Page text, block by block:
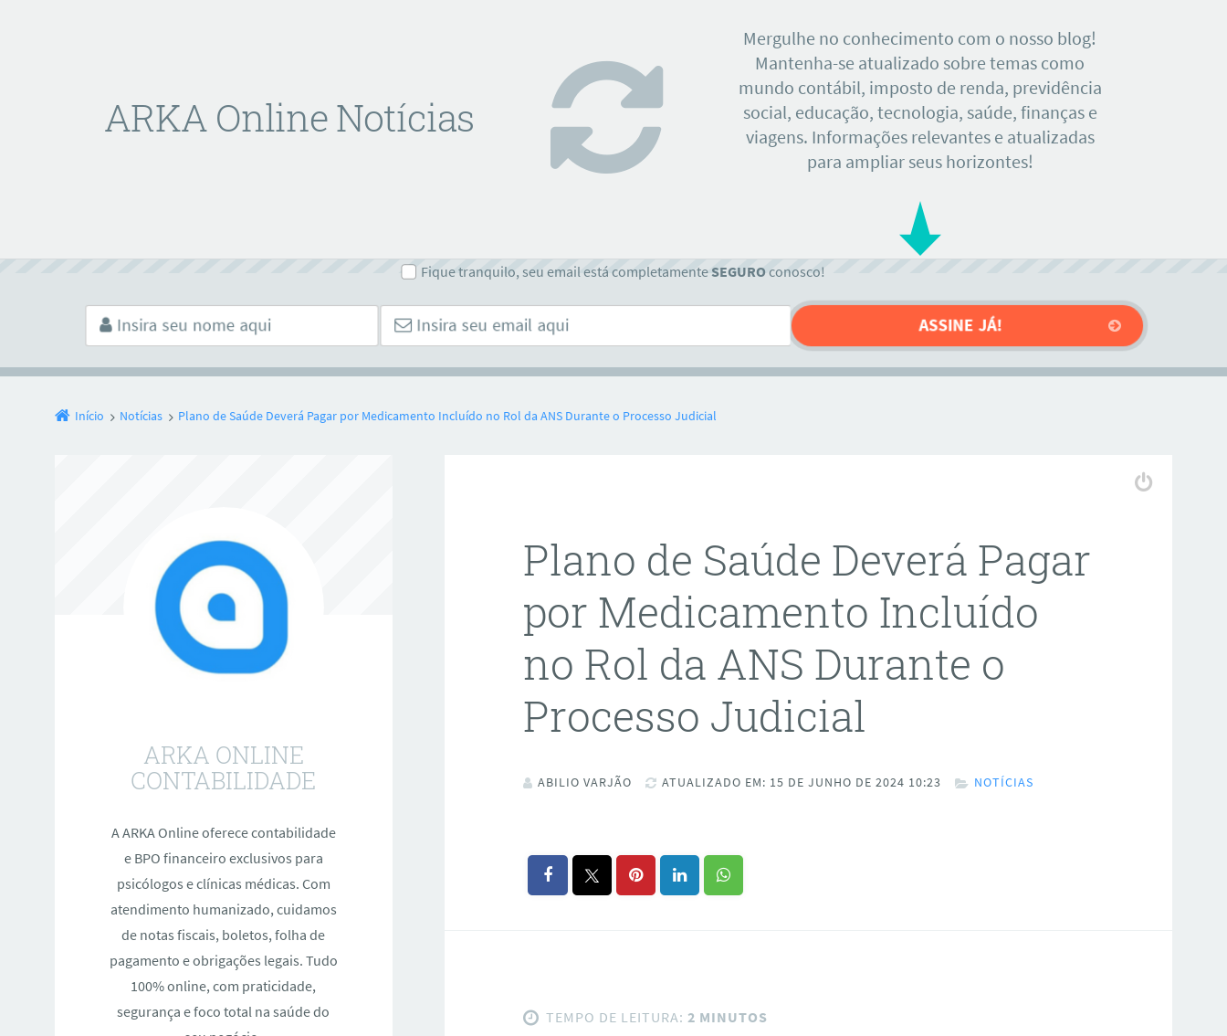
ARKA Online Notícias
Mergulhe no conhecimento com o nosso blog!
Mantenha-se atualizado sobre temas como
mundo contábil, imposto de renda, previdência
social, educação, tecnologia, saúde, finanças e
viagens. Informações relevantes e atualizadas
para ampliar seus horizontes!
Fique tranquilo, seu email está completamente SEGUROconosco!
Início Notícias Plano de Saúde Deverá Pagar por Medicamento Incluído no Rol da ANS Durante o Processo Judicial
Plano de Saúde Deverá Pagar
por Medicamento Incluído
no Rol da ANS Durante o
Processo Judicial
ABILIO VARJÃO ATUALIZADO EM: 15 DE JUNHO DE 2024 10:23 NOTÍCIAS
TEMPO DE LEITURA: 2 MINUTOS
ARKA ONLINE
CONTABILIDADE
A ARKA Online oferece contabilidade
e BPO financeiro exclusivos para
psicólogos e clínicas médicas. Com
atendimento humanizado, cuidamos
de notas fiscais, boletos, folha de
pagamento e obrigações legais. Tudo
100% online, com praticidade,
segurança e foco total na saúde do